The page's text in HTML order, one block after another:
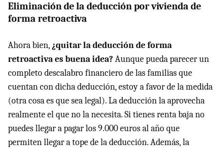
Eliminación de la deducción por vivienda de
forma retroactiva
Ahora bien,¿quitar la deducción de forma
retroactiva es buena idea?Aunque pueda parecer un
completo descalabro financiero de las familias que
cuentan con dicha deducción, estoy a favor de la medida
(otra cosa es que sea legal). La deducción la aprovecha
realmente el que no la necesita. Si tienes renta baja no
puedes llegar a pagar los 9.000 euros al año que
permiten llegar a tope de la deducción. Además, la